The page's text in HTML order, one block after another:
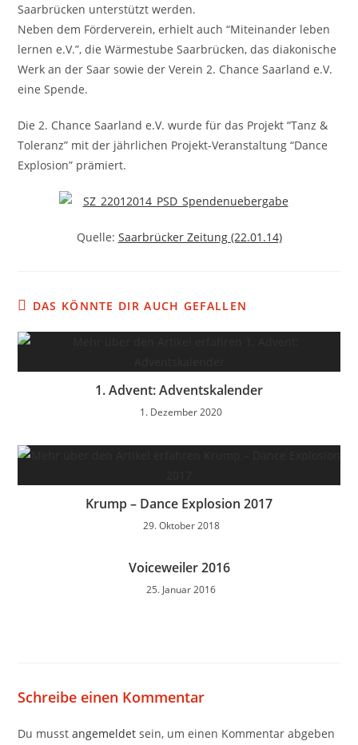
Saarbrücken unterstützt werden.
Neben dem Förderverein, erhielt auch “Miteinander leben
lernen e.V.”, die Wärmestube Saarbrücken, das diakonische
Werk an der Saar sowie der Verein 2. Chance Saarland e.V.
eine Spende.
Die 2. Chance Saarland e.V. wurde für das Projekt “Tanz &
Toleranz” mit der jährlichen Projekt-Veranstaltung “Dance
Explosion” prämiert.
Quelle: Saarbrücker Zeitung (22.01.14)
DAS KÖNNTE DIR AUCH GEFALLEN
1. Advent: Adventskalender
1. Dezember 2020
Krump – Dance Explosion 2017
29. Oktober 2018
Voiceweiler 2016
25. Januar 2016
Schreibe einen Kommentar
Du musstangemeldet sein, um einen Kommentar abgeben